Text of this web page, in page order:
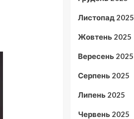
Листопад 2025
Жовтень 2025
Вересень 2025
Серпень 2025
Липень 2025
Червень 2025